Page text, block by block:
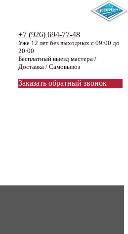
+7 (926) 694-77-48
Уже 12 лет без выходных с 09:00 до
20:00
Бесплатный выезд мастера /
Доставка / Самовывоз
Заказать обратный звонок